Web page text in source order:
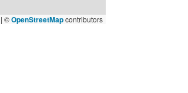
| ©OpenStreetMapcontributors